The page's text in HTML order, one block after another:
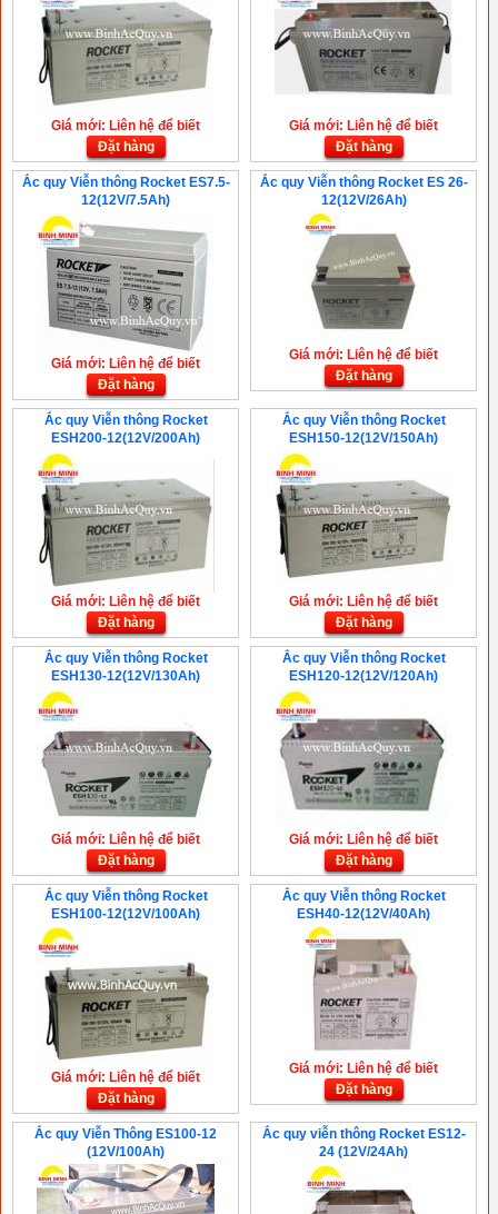
Giá mới: Liên hệ để biết
Đặt hàng
Giá mới: Liên hệ để biết
Đặt hàng
Ắc quy Viễn thông Rocket ES7.5-
12(12V/7.5Ah)
Giá mới: Liên hệ để biết
Đặt hàng
Ắc quy Viễn thông Rocket ES 26-
12(12V/26Ah)
Giá mới: Liên hệ để biết
Đặt hàng
Ắc quy Viễn thông Rocket
ESH200-12(12V/200Ah)
Giá mới: Liên hệ để biết
Đặt hàng
Ắc quy Viễn thông Rocket
ESH150-12(12V/150Ah)
Giá mới: Liên hệ để biết
Đặt hàng
Ắc quy Viễn thông Rocket
ESH130-12(12V/130Ah)
Giá mới: Liên hệ để biết
Đặt hàng
Ắc quy Viễn thông Rocket
ESH120-12(12V/120Ah)
Giá mới: Liên hệ để biết
Đặt hàng
Ắc quy Viễn thông Rocket
ESH100-12(12V/100Ah)
Giá mới: Liên hệ để biết
Đặt hàng
Ắc quy Viễn thông Rocket
ESH40-12(12V/40Ah)
Giá mới: Liên hệ để biết
Đặt hàng
Ắc quy Viễn Thông ES100-12
(12V/100Ah)
Ắc quy viễn thông Rocket ES12-
24 (12V/24Ah)